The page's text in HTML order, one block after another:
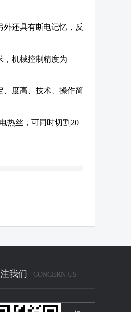
还具有断电记忆，反
，机械控制精度为
、度高、技术、操作简
热丝，可同时切割20
我们 CONCERN US